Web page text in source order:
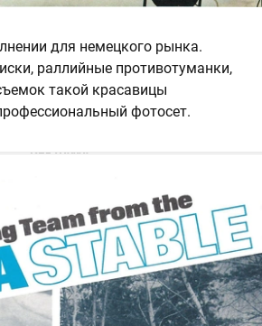
для немецкого рынка.
раллийные противотуманки,
такой красавицы
фотосет.